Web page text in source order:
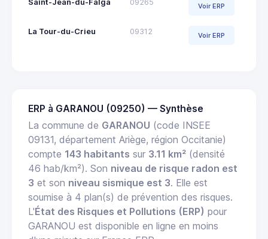
Saint-Jean-du-Falga 09265 Voir ERP
La Tour-du-Crieu 09312 Voir ERP
ERP à GARANOU (09250) — Synthèse
La commune de GARANOU (code INSEE
09131, département Ariège, région Occitanie)
compte 143 habitants sur 3.11 km² (densité
46 hab/km²). Son niveau de risque radon est
3 et son niveau sismique est 3. Elle est
soumise à 4 plan(s) de prévention des risques.
L'État des Risques et Pollutions (ERP) pour
GARANOU est disponible en ligne en moins